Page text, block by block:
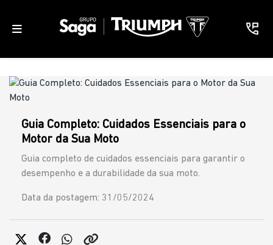
Guia Completo: Cuidados Essenciais para o
Motor da Sua Moto
Guia completo de cuidados essenciais para garantir o
desempenho e a durabilidade da sua moto.
Data da postagem: 31/05/2024